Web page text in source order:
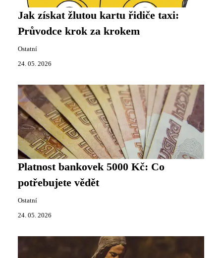
Jak získat žlutou kartu řidiče taxi:
Průvodce krok za krokem
Ostatní
24. 05. 2026
Platnost bankovek 5000 Kč: Co
potřebujete vědět
Ostatní
24. 05. 2026